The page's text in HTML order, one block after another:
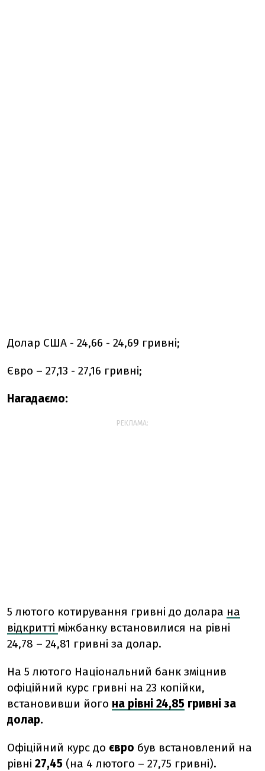
Долар США - 24,66 - 24,69 гривні;
Євро – 27,13 - 27,16 гривні;
Нагадаємо:
РЕКЛАМА:
5 лютого котирування гривні до долара на
відкритті міжбанку встановилися на рівні
24,78 – 24,81 гривні за долар.
На 5 лютого Національний банк зміцнив
офіційний курс гривні на 23 копійки,
встановивши його на рівні 24,85 гривні за
долар.
Офіційний курс до євро був встановлений на
рівні 27,45 (на 4 лютого – 27,75 гривні).